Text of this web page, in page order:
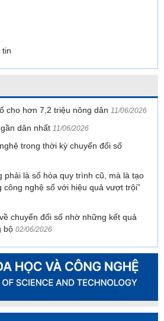
tin
cho hơn 7,2 triệu nông dân 11/06/2026
dân nhất 11/06/2026
trong thời kỳ chuyển đổi số
phải là số hóa quy trình cũ, mà là tạo
công nghệ số với hiệu quả vượt trội”
chuyển đổi số nhờ những kết quả
bộ 02/06/2026